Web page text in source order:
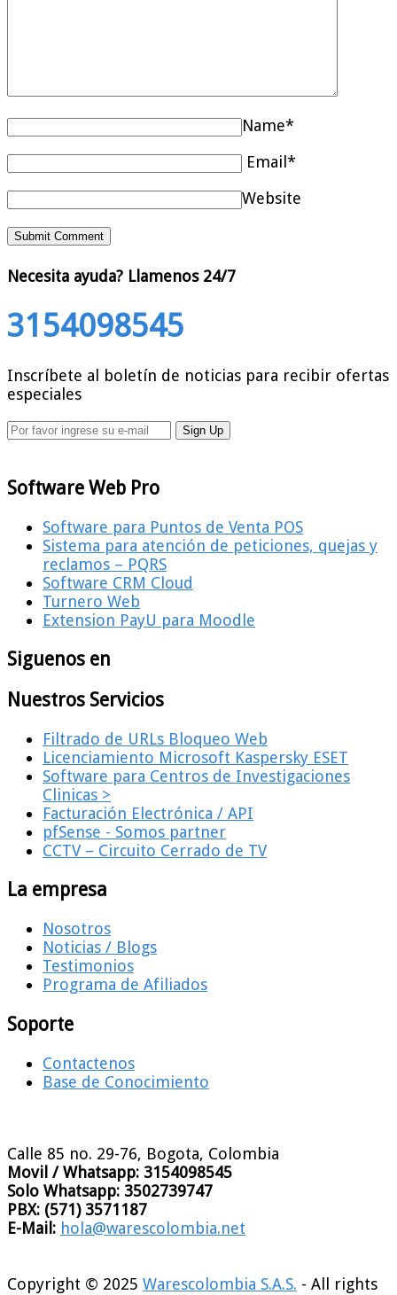
Name*
Email*
Website
Necesita ayuda? Llamenos 24/7
3154098545
Inscríbete al boletín de noticias para recibir ofertas
especiales
Software Web Pro
Software para Puntos de Venta POS
Sistema para atención de peticiones, quejas y
reclamos – PQRS
Software CRM Cloud
Turnero Web
Extension PayU para Moodle
Siguenos en
Nuestros Servicios
Filtrado de URLs Bloqueo Web
Licenciamiento Microsoft Kaspersky ESET
Software para Centros de Investigaciones
Clinicas >
Facturación Electrónica / API
pfSense - Somos partner
CCTV – Circuito Cerrado de TV
La empresa
Nosotros
Noticias / Blogs
Testimonios
Programa de Afiliados
Soporte
Contactenos
Base de Conocimiento
Calle 85 no. 29-76, Bogota, Colombia
Movil / Whatsapp: 3154098545
Solo Whatsapp: 3502739747
PBX: (571) 3571187
E-Mail: hola@warescolombia.net
Copyright © 2025 Warescolombia S.A.S. - All rights